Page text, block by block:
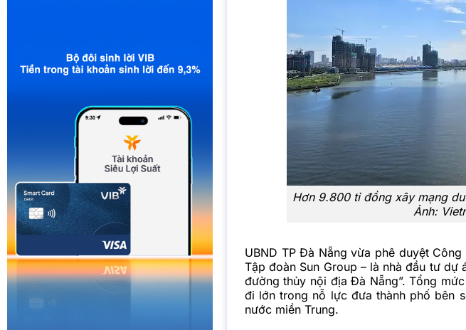
Hơn 9.800 tỉ đồng xây mạng
Ảnh:
UBND TP Đà Nẵng vừa phê duyệt
Tập đoàn Sun Group – là nhà đầu tư
đường thủy nội địa Đà Nẵng”. Tổng
đi lớn trong nỗ lực đưa thành phố bên
nước miền Trung.